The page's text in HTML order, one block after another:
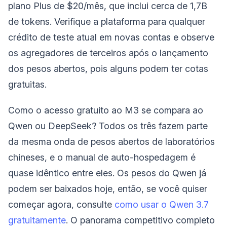
plano Plus de $20/mês, que inclui cerca de 1,7B
de tokens. Verifique a plataforma para qualquer
crédito de teste atual em novas contas e observe
os agregadores de terceiros após o lançamento
dos pesos abertos, pois alguns podem ter cotas
gratuitas.
Como o acesso gratuito ao M3 se compara ao
Qwen ou DeepSeek? Todos os três fazem parte
da mesma onda de pesos abertos de laboratórios
chineses, e o manual de auto-hospedagem é
quase idêntico entre eles. Os pesos do Qwen já
podem ser baixados hoje, então, se você quiser
começar agora, consulte como usar o Qwen 3.7
gratuitamente. O panorama competitivo completo